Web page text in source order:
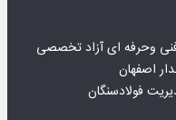
فنی وحرفه ای آزاد تخصصی
اصفهان
فولادسنگان